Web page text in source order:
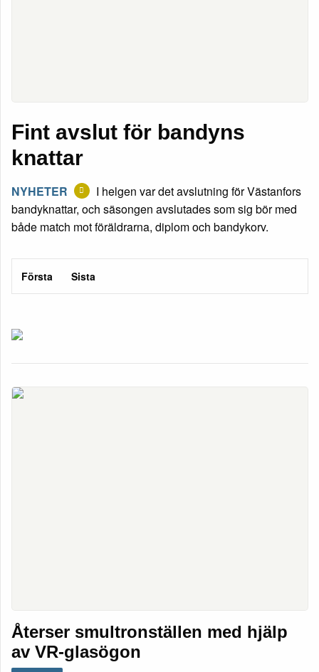
Fint avslut för bandyns
knattar
NYHETER
I helgen var det avslutning för Västanfors
bandyknattar, och säsongen avslutades som sig bör med
både match mot föräldrarna, diplom och bandykorv.
Första Sista
Återser smultronställen med hjälp
av VR-glasögon